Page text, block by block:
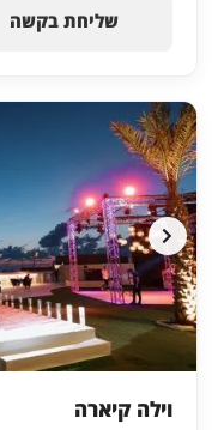
שליחת בקשה
וילה קיארה